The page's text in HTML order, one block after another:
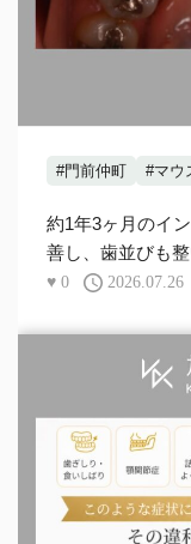
#門前仲町 #マウ
約1年3ヶ月のイ
善し、歯並びも
♥ 0 2026.07.26